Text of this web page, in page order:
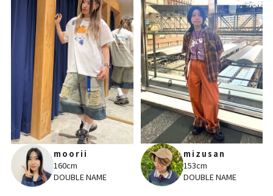
moorii
160cm
DOUBLE NAME
mizusan
153cm
DOUBLE NAME